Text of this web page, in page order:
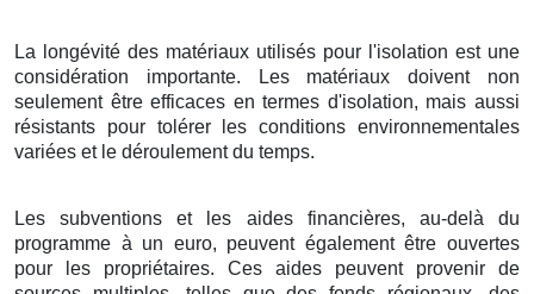
La longévité des matériaux utilisés pour l'isolation est une
considération importante. Les matériaux doivent non
seulement être efficaces en termes d'isolation, mais aussi
résistants pour tolérer les conditions environnementales
variées et le déroulement du temps.
Les subventions et les aides financières, au-delà du
programme à un euro, peuvent également être ouvertes
pour les propriétaires. Ces aides peuvent provenir de